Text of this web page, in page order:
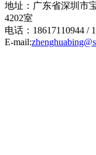
地址：广东省深圳市
4202室
电话：18617110944 /
E-mail: